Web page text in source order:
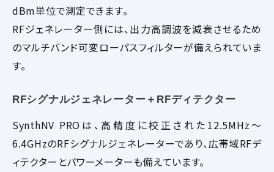
dBm単位で測定できます。
RFジェネレーター側には、出力高調波を減衰させるため
のマルチバンド可変ローパスフィルターが備えられていま
す。
RFシグナルジェネレーター＋RFディテクター
SynthNV PROは、高精度に校正された12.5MHz～
6.4GHzのRFシグナルジェネレーターであり、広帯域RFデ
ィテクターとパワーメーターも備えています。